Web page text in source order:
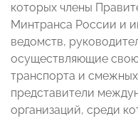
которых члены
Минтранса России и
ведомств,
осуществляющие свою
транспорта и
представители
организаций, среди